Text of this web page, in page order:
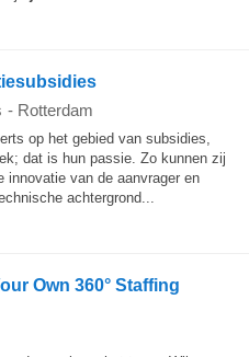
- Rotterdam
op het gebied van subsidies,
dat is hun passie. Zo kunnen zij
innovatie van de aanvrager en
achtergrond...
Own 360° Staffing